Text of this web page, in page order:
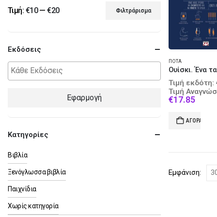
ΠΟΤΆ
Τιμή εκδότη:
Τιμή
€17.85
is:
ΑΓΟΡΆ
Εμφάνιση:
Ελάχιστη
τιμή
Μέγιστη
τιμή
Φιλτράρισμα
Τιμή: €10—€20
Εκδόσεις
Εφαρμογή
Κατηγορίες
Βιβλία
Ξενόγλωσσα βιβλία
Παιχνίδια
Χωρίς κατηγορία